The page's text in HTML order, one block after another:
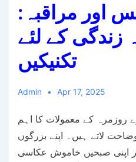
اور مراقبہ:
زندگی کے لئے
تکنیکیں
Admin Apr 17, 2025
روزمرہ کے معمولات کا اہم
لاتے ہیں۔ اپنے بزرگوں
اپنی صبحیں خاموش عکاسی